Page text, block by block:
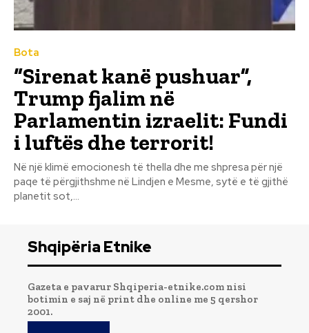
Bota
“Sirenat kanë pushuar”,
Trump fjalim në
Parlamentin izraelit: Fundi
i luftës dhe terrorit!
Në një klimë emocionesh të thella dhe me shpresa për një
paqe të përgjithshme në Lindjen e Mesme, sytë e të gjithë
planetit sot,...
Shqipëria Etnike
Gazeta e pavarur Shqiperia-etnike.com nisi
botimin e saj në print dhe online me 5 qershor
2001.